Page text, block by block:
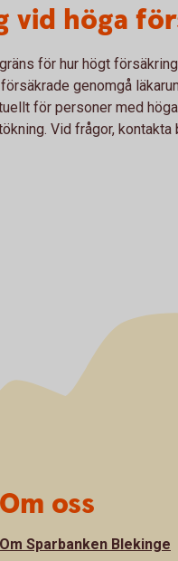
vid höga
för hur högt
genomgå
för personer med
Vid frågor, kontakta
Om oss
Om Sparbanken Blekinge